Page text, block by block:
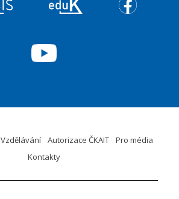
Vzdělávání Autorizace ČKAIT
Pro média
Kontakty